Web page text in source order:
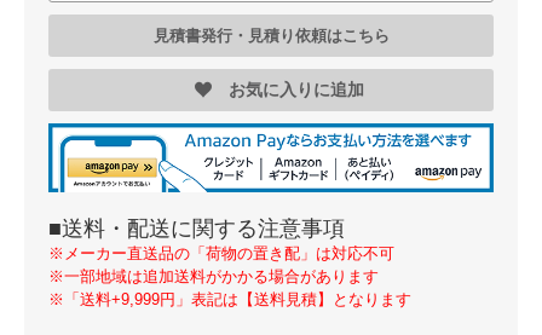
見積書発行・見積り依頼はこちら
お気に入りに追加
■送料・配送に関する注意事項
※メーカー直送品の「荷物の置き配」は対応不可
※一部地域は追加送料がかかる場合があります
※「送料+9,999円」表記は【送料見積】となります